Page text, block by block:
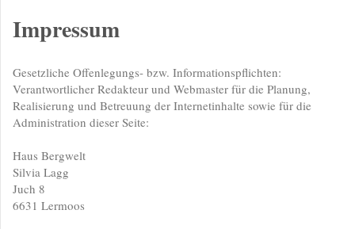
Impressum
Gesetzliche Offenlegungs- bzw. Informationspflichten:
Verantwortlicher Redakteur und Webmaster für die Planung,
Realisierung und Betreuung der Internetinhalte sowie für die
Administration dieser Seite:
Haus Bergwelt
Silvia Lagg
Juch 8
6631 Lermoos